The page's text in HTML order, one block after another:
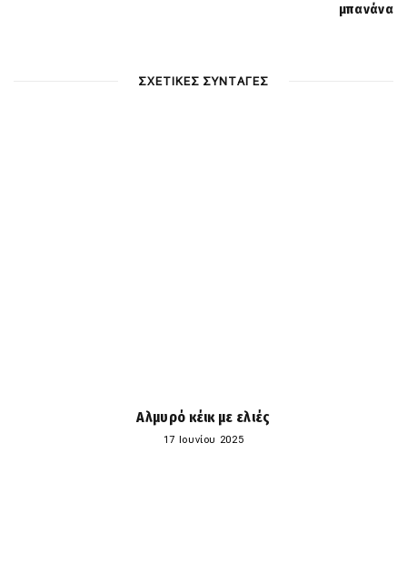
μπανάνα
ΣΧΕΤΙΚΕΣ ΣΥΝΤΑΓΕΣ
Αλμυρό κέικ με ελιές
17 Ιουνίου 2025